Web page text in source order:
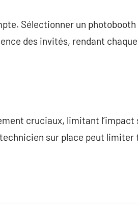
Sélectionner un photobooth
des invités, rendant chaque
cruciaux, limitant l’impact
sur place peut limiter